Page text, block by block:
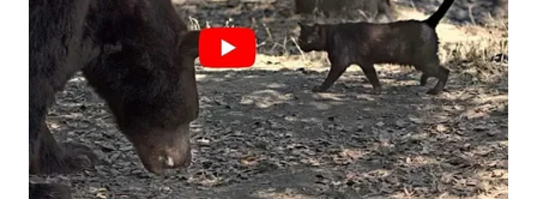
WN
INDRAMAYU
WN
KUNINGAN
WN